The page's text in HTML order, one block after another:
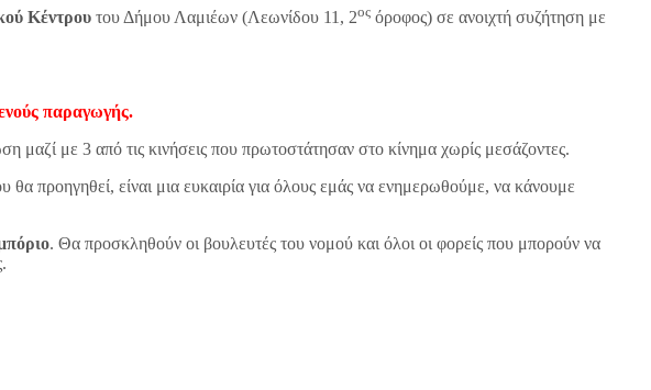
Κέντρου του Δήμου Λαμιέων (Λεωνίδου 11, 2ος όροφος) σε ανοιχτή συζήτηση με
παραγωγής.
μαζί με 3 από τις κινήσεις που πρωτοστάτησαν στο κίνημα χωρίς μεσάζοντες.
θα προηγηθεί, είναι μια ευκαιρία για όλους εμάς να ενημερωθούμε, να κάνουμε
. Θα προσκληθούν οι βουλευτές του νομού και όλοι οι φορείς που μπορούν να